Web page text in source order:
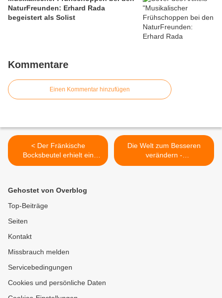
NaturFreunden: Erhard Rada
begeistert als Solist
Kommentare
Einen Kommentar hinzufügen
< Der Fränkische
Bocksbeutel erhielt ein
neues Outfit - Vorstellung in
Die Welt zum Besseren
verändern -
Veitshöchheimer Schüler
Gehostet von Overblog
Top-Beiträge
Seiten
Kontakt
Missbrauch melden
Servicebedingungen
Cookies und persönliche Daten